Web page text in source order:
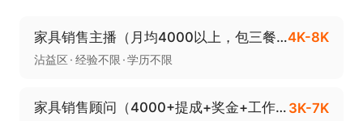
家具销售主播（月均4000以上，包三餐，商业险）4K-8K
沾益区 经验不限 学历不限
家具销售顾问（4000+提成+奖金+工作餐） 3K-7K